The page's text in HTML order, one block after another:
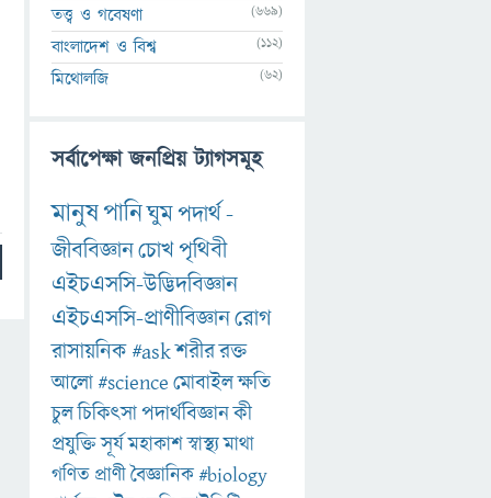
তত্ত্ব ও গবেষণা (669)
বাংলাদেশ ও বিশ্ব (112)
মিথোলজি (62)
সর্বাপেক্ষা জনপ্রিয় ট্যাগসমূহ
মানুষপানিঘুমপদার্থ-
জীববিজ্ঞানচোখপৃথিবী
এইচএসসি-উদ্ভিদবিজ্ঞান
এইচএসসি-প্রাণীবিজ্ঞানরোগ
রাসায়নিক#askশরীররক্ত
আলো#scienceমোবাইলক্ষতি
চুলচিকিৎসাপদার্থবিজ্ঞানকী
প্রযুক্তিসূর্যমহাকাশস্বাস্থ্যমাথা
গণিত প্রাণীবৈজ্ঞানিক#biology